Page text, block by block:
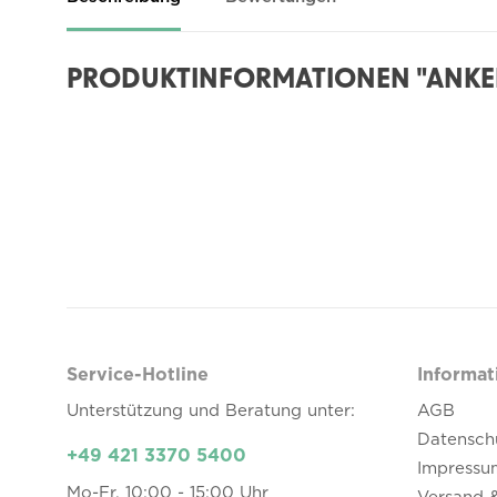
PRODUKTINFORMATIONEN
Service-Hotline
Unterstützung und Beratung unter:
+49 421 3370 5400
Mo-Fr, 10:00 - 15:00 Uhr
AGB